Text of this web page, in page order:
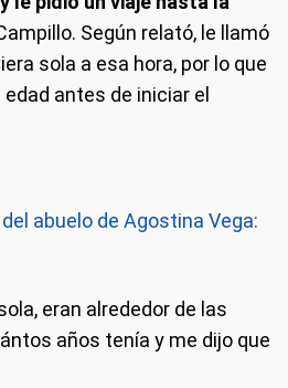
Según relató, le llamó
sola a esa hora, por lo que
antes de iniciar el
abuelo de Agostina Vega:
eran alrededor de las
años tenía y me dijo que